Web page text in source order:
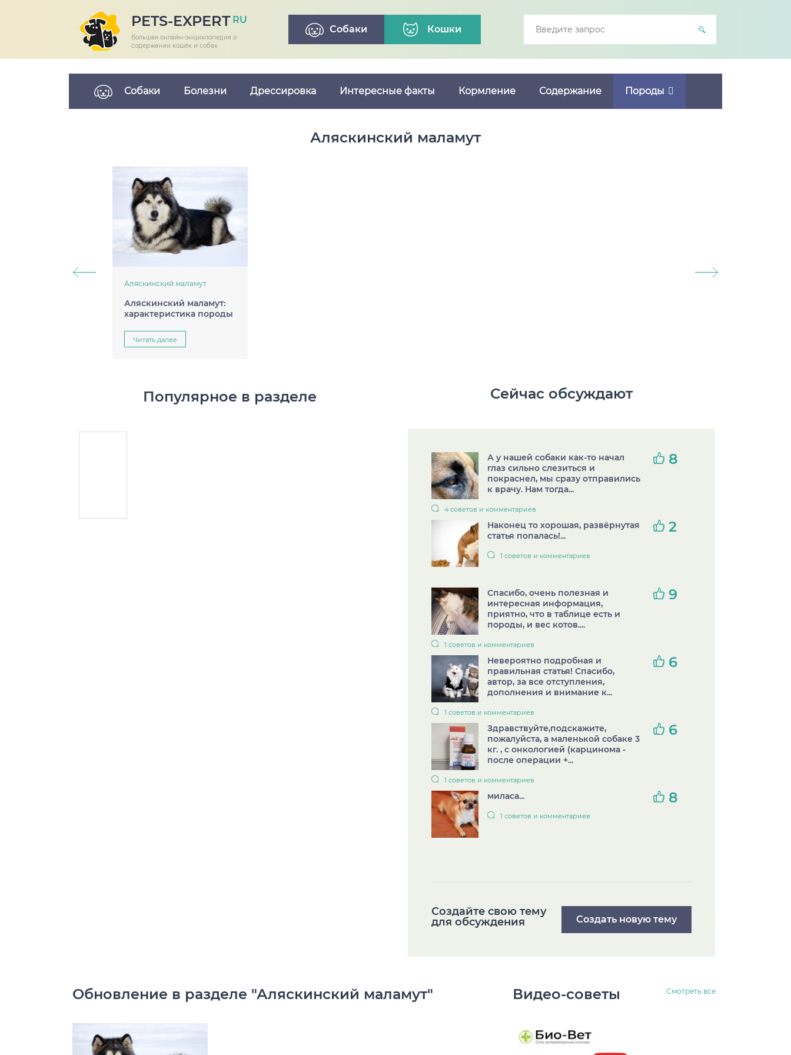
PETS-EXPERT RU
Большая онлайн-энциклопедия о
содержании кошек и собак
Собаки Кошки
Собаки Болезни Дрессировка Интересные факты Кормление Содержание Породы
Аляскинский маламут
Аляскинский маламут
Аляскинский маламут:
характеристика породы
Читать далее
Популярное в разделе Сейчас обсуждают
А у нашей собаки как-то начал
глаз сильно слезиться и
покраснел, мы сразу отправились
к врачу. Нам тогда...
4 советов и комментариев
8
Наконец то хорошая, развёрнутая
статья попалась!...
1 советов и комментариев
2
Спасибо, очень полезная и
интересная информация,
приятно, что в таблице есть и
породы, и вес котов....
1 советов и комментариев
9
Невероятно подробная и
правильная статья! Спасибо,
автор, за все отступления,
дополнения и внимание к...
1 советов и комментариев
6
Здравствуйте,подскажите,
пожалуйста, а маленькой собаке 3
кг. , с онкологией (карцинома -
после операции +...
1 советов и комментариев
6
миласа...
1 советов и комментариев
8
Cоздайте свою тему
для обсуждения
Создать новую тему
Обновление в разделе "Аляскинский маламут" Видео-советы Смотреть все